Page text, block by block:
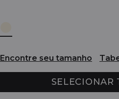
Encontre seu tamanho
SELECIONAR